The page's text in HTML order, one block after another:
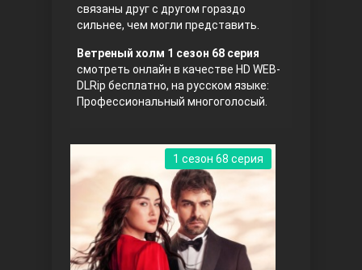
Три сестры
Ветреный холм
связаны друг с другом гораздо
сильнее, чем могли представить.
Ветреный холм 1 сезон 68 серия
смотреть онлайн в качестве HD WEB-
DLRip бесплатно, на русском языке:
Профессиональный многоголосый.
1 сезон 68 серия